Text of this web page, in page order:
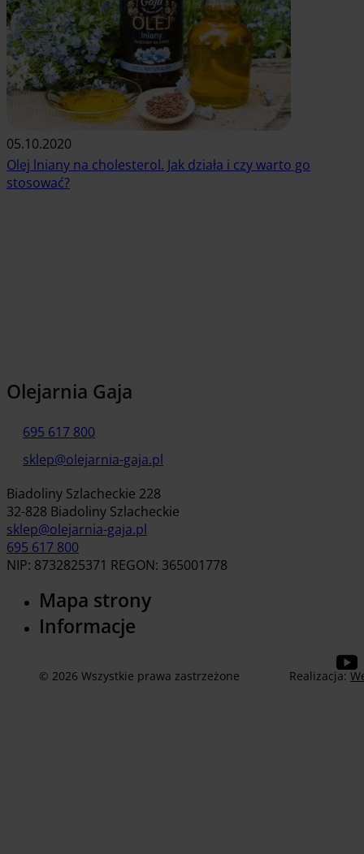
05.10.2020
Olej lniany na cholesterol. Jak działa i czy warto go
stosować?
Olejarnia Gaja
695 617 800
sklep@olejarnia-gaja.pl
Biadoliny Szlacheckie 228
32-828 Biadoliny Szlacheckie
sklep@olejarnia-gaja.pl
695 617 800
NIP: 8732825371 REGON: 365001778
Mapa strony
Informacje
© 2026 Wszystkie prawa zastrzeżone Realizacja: